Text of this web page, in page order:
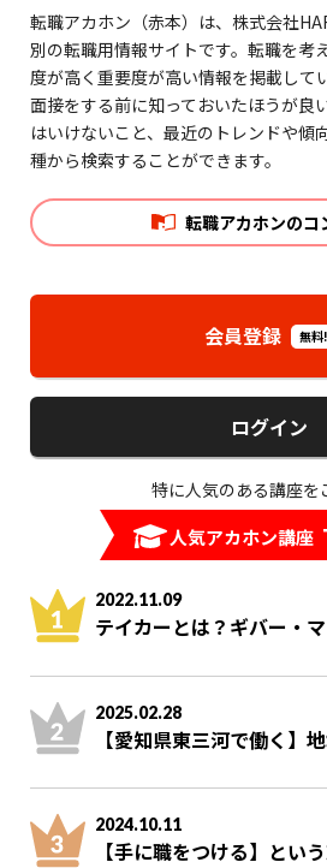
転職アカホン（赤本）は、株式会社
別の転職用情報サイトです。転職を考
度が高く重要度が高い情報を掲載して
面接をする前に知っておいたほうが良
はいけないこと、最近のトレンドや傾
種から検索することができます。
転職アカホンのコ
会員登録 無料!
ログイン
特に人気のある講座を
人気アカホン講座
2022.11.09
テイカーとは？ギバー・
2025.02.28
【愛知県東三河で働く】
2024.10.11
【手に職をつける】とい